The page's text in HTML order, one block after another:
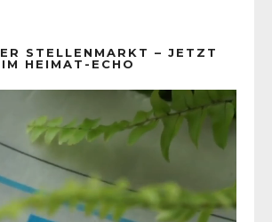
STELLENMARKT – JETZT
IM HEIMAT-ECHO
Player